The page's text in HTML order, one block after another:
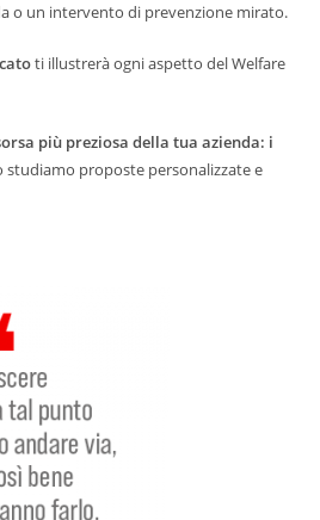
o un intervento di prevenzione mirato.
ti illustrerà ogni aspetto del Welfare
più preziosa della tua azienda: i
studiamo proposte personalizzate e